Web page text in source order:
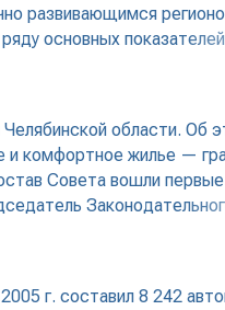
развивающимся
основных показателей
области. Об
и комфортное жилье —
Совета вошли первые
г. составил 8 242